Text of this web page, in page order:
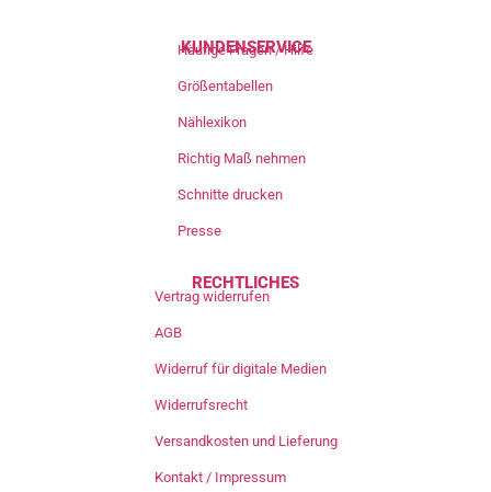
KUNDENSERVICE
Häufige Fragen / Hilfe
Größentabellen
Nählexikon
Richtig Maß nehmen
Schnitte drucken
Presse
RECHTLICHES
Vertrag widerrufen
AGB
Widerruf für digitale Medien
Widerrufsrecht
Versandkosten und Lieferung
Kontakt / Impressum